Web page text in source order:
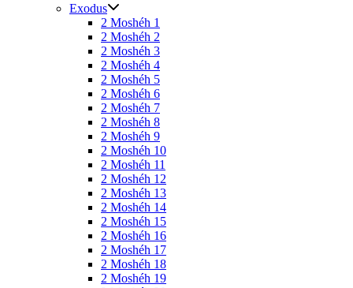
Exodus
2 Moshéh 1
2 Moshéh 2
2 Moshéh 3
2 Moshéh 4
2 Moshéh 5
2 Moshéh 6
2 Moshéh 7
2 Moshéh 8
2 Moshéh 9
2 Moshéh 10
2 Moshéh 11
2 Moshéh 12
2 Moshéh 13
2 Moshéh 14
2 Moshéh 15
2 Moshéh 16
2 Moshéh 17
2 Moshéh 18
2 Moshéh 19